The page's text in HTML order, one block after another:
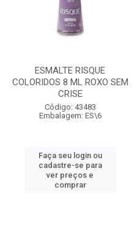
ESMALTE RISQUE
COLORIDOS 8 ML ROXO SEM
CRISE
Código: 43483
Embalagem: ES\6
Faça seu login ou
cadastre-se para
ver preços e
comprar